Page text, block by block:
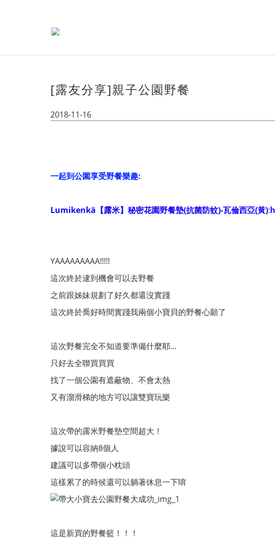
[露友分享]親子公園野餐
2018-11-16
一起到公園享受野餐樂趣:
Lumikenkä【露米】秘密花園野餐墊(抗菌防蚊)-瓦倫西亞(黃):
YAAAAAAAAA!!!!!
這次終於逮到機會可以去野餐
之前跟姊妹規劃了好久都還沒實踐
這次終於喬好時間實踐我兩個小寶貝的野餐心願了
這次野餐完全不知道要準備什麼耶…
只好去全聯買買買
找了一個公園有遮蔽物、不會太熱
又有溜滑梯的地方可以讓雙寶玩樂
這次帶的露米野餐墊空間超大！
據說可以容納8個人
建議可以多帶個小枕頭
這樣累了的時候還可以躺著休息一下唷
這是新買的野餐籃！！！